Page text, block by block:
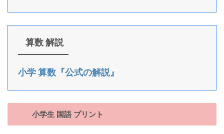
算数 解説
小学 算数『公式の解説』
小学生 国語 プリント